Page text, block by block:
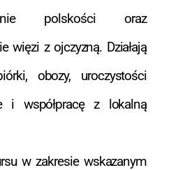
polskości oraz
więzi z ojczyzną. Działają
obozy, uroczystości
i współpracę z lokalną
w zakresie wskazanym